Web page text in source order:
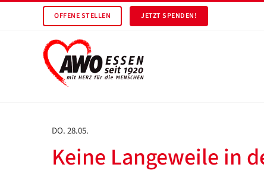
OFFENE STELLEN JETZT SPENDEN!
DO. 28.05.
Keine Langeweile in